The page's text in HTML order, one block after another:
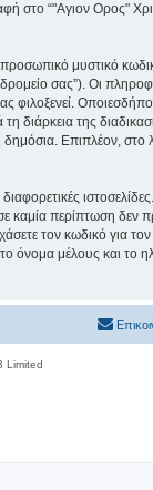
στο “"Αγιον Ορος"
μυστικό
σας”). Οι
της
Επιπλέον,
περίπτωση δεν
τον κωδικό για
μέλους και το
Limited